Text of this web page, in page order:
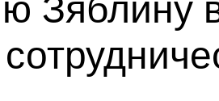
Зяблину